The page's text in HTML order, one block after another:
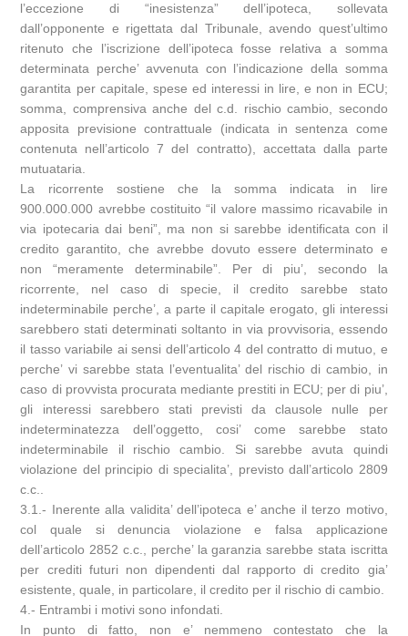
l’eccezione di “inesistenza” dell’ipoteca, sollevata
dall’opponente e rigettata dal Tribunale, avendo quest’ultimo
ritenuto che l’iscrizione dell’ipoteca fosse relativa a somma
determinata perche’ avvenuta con l’indicazione della somma
garantita per capitale, spese ed interessi in lire, e non in ECU;
somma, comprensiva anche del c.d. rischio cambio, secondo
apposita previsione contrattuale (indicata in sentenza come
contenuta nell’articolo 7 del contratto), accettata dalla parte
mutuataria.
La ricorrente sostiene che la somma indicata in lire
900.000.000 avrebbe costituito “il valore massimo ricavabile in
via ipotecaria dai beni”, ma non si sarebbe identificata con il
credito garantito, che avrebbe dovuto essere determinato e
non “meramente determinabile”. Per di piu’, secondo la
ricorrente, nel caso di specie, il credito sarebbe stato
indeterminabile perche’, a parte il capitale erogato, gli interessi
sarebbero stati determinati soltanto in via provvisoria, essendo
il tasso variabile ai sensi dell’articolo 4 del contratto di mutuo, e
perche’ vi sarebbe stata l’eventualita’ del rischio di cambio, in
caso di provvista procurata mediante prestiti in ECU; per di piu’,
gli interessi sarebbero stati previsti da clausole nulle per
indeterminatezza dell’oggetto, cosi’ come sarebbe stato
indeterminabile il rischio cambio. Si sarebbe avuta quindi
violazione del principio di specialita’, previsto dall’articolo 2809
c.c..
3.1.- Inerente alla validita’ dell’ipoteca e’ anche il terzo motivo,
col quale si denuncia violazione e falsa applicazione
dell’articolo 2852 c.c., perche’ la garanzia sarebbe stata iscritta
per crediti futuri non dipendenti dal rapporto di credito gia’
esistente, quale, in particolare, il credito per il rischio di cambio.
4.- Entrambi i motivi sono infondati.
In punto di fatto, non e’ nemmeno contestato che la